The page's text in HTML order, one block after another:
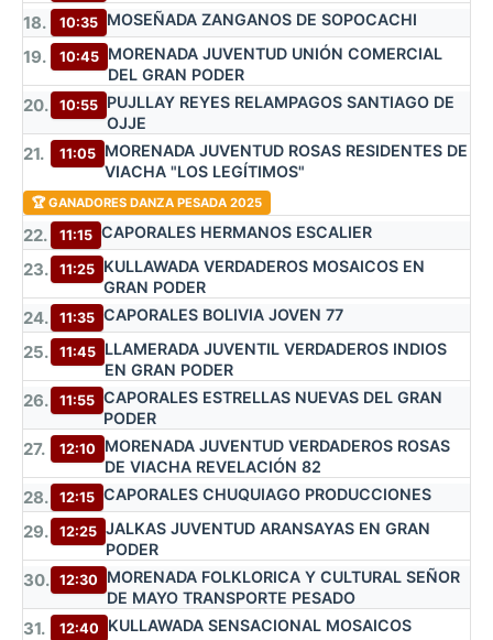
18. 10:35 MOSEÑADA ZANGANOS DE SOPOCACHI
19. 10:45 MORENADA JUVENTUD UNIÓN COMERCIAL
DEL GRAN PODER
20. 10:55 PUJLLAY REYES RELAMPAGOS SANTIAGO DE
OJJE
21. 11:05 MORENADA JUVENTUD ROSAS RESIDENTES DE
VIACHA "LOS LEGÍTIMOS"
🏆 GANADORES DANZA PESADA 2025
22. 11:15 CAPORALES HERMANOS ESCALIER
23. 11:25 KULLAWADA VERDADEROS MOSAICOS EN
GRAN PODER
24. 11:35 CAPORALES BOLIVIA JOVEN 77
25. 11:45 LLAMERADA JUVENTIL VERDADEROS INDIOS
EN GRAN PODER
26. 11:55 CAPORALES ESTRELLAS NUEVAS DEL GRAN
PODER
27. 12:10
MORENADA JUVENTUD VERDADEROS ROSAS
DE VIACHA REVELACIÓN 82
28. 12:15 CAPORALES CHUQUIAGO PRODUCCIONES
29. 12:25 JALKAS JUVENTUD ARANSAYAS EN GRAN
PODER
30. 12:30
MORENADA FOLKLORICA Y CULTURAL SEÑOR
DE MAYO TRANSPORTE PESADO
31. 12:40
KULLAWADA SENSACIONAL MOSAICOS